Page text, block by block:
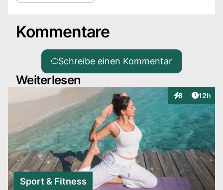
Kommentare
Schreibe einen Kommentar
Weiterlesen
8
Interaktionen
Artikel
12h
Sport & Fitness